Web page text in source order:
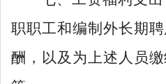
职职工和编制外长期
酬，以及为上述人员